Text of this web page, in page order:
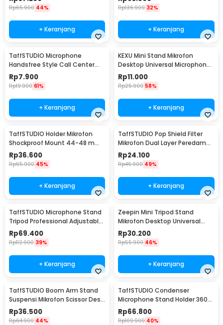
Stand - SF-666
Rp65.900 44%
+ Keranjang
Rp136.900 32%
+ Keranjang
TaffSTUDIO Microphone
Handsfree Style Call Center
With Noise Reduction - M5
Rp7.900
Rp19.900 61%
+ Keranjang
KEXU Mini Stand Mikrofon
Desktop Universal Microphone
Holder - BC-08
Rp11.000
Rp25.900 58%
+ Keranjang
TaffSTUDIO Holder Mikrofon
Shockproof Mount 44-48 mm
- SH-100
Rp36.600
Rp65.900 45%
+ Keranjang
TaffSTUDIO Pop Shield Filter
Mikrofon Dual Layer Peredam
Noise BOP - MPF-6
Rp24.100
Rp46.900 49%
+ Keranjang
TaffSTUDIO Microphone Stand
Tripod Professional Adjustable
2 Holder - NB-107
Rp69.400
Rp112.900 39%
+ Keranjang
Zeepin Mini Tripod Stand
Mikrofon Desktop Universal
dengan Pop Filter - F-9
Rp30.200
Rp55.900 46%
+ Keranjang
TaffSTUDIO Boom Arm Stand
Suspensi Mikrofon Scissor Desk
Clamp - NB-35
Rp36.500
Rp64.900 44%
TaffSTUDIO Condenser
Microphone Stand Holder 360
Lazypod Clamp - NB-35
Rp66.800
Rp109.900 40%